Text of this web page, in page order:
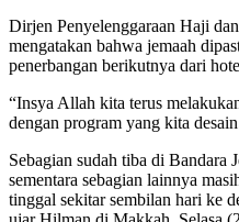
Dirjen Penyelenggaraan Haji
mengatakan bahwa jemaah
penerbangan berikutnya dari
“Insya Allah kita terus
dengan program yang kita
Sebagian sudah tiba di Bandara
sementara sebagian lainnya
tinggal sekitar sembilan hari ke